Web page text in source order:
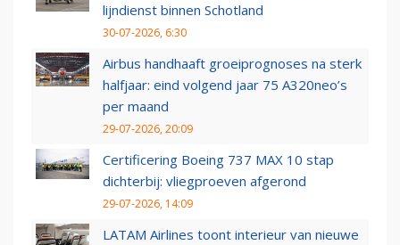
lijndienst binnen Schotland
30-07-2026, 6:30
Airbus handhaaft groeiprognoses na sterk
halfjaar: eind volgend jaar 75 A320neo’s
per maand
29-07-2026, 20:09
Certificering Boeing 737 MAX 10 stap
dichterbij: vliegproeven afgerond
29-07-2026, 14:09
LATAM Airlines toont interieur van nieuwe